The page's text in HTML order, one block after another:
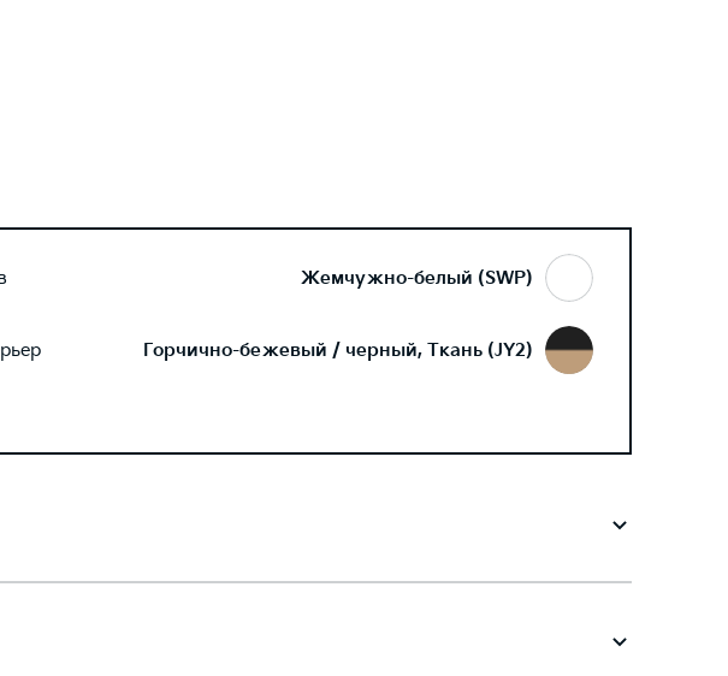
Жемчужно-белый (SWP)
Горчично-бежевый / черный, Ткань (JY2)